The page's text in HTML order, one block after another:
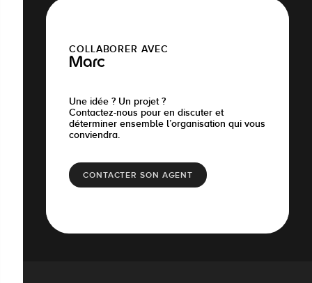
COLLABORER AVEC
Marc
Une idée ? Un projet ?
Contactez-nous pour en discuter et
déterminer ensemble l’organisation qui vous
conviendra.
CONTACTER SON AGENT